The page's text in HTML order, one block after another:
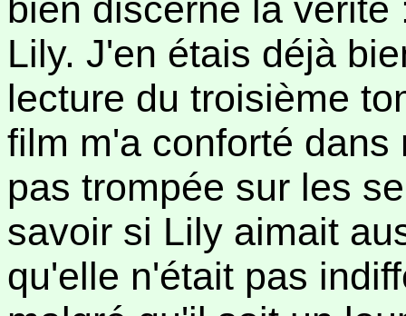
bien discerné la
Lily. J'en étais déjà
lecture du troisième
film m'a conforté
pas trompée sur les
savoir si Lily aimait
qu'elle n'était pas